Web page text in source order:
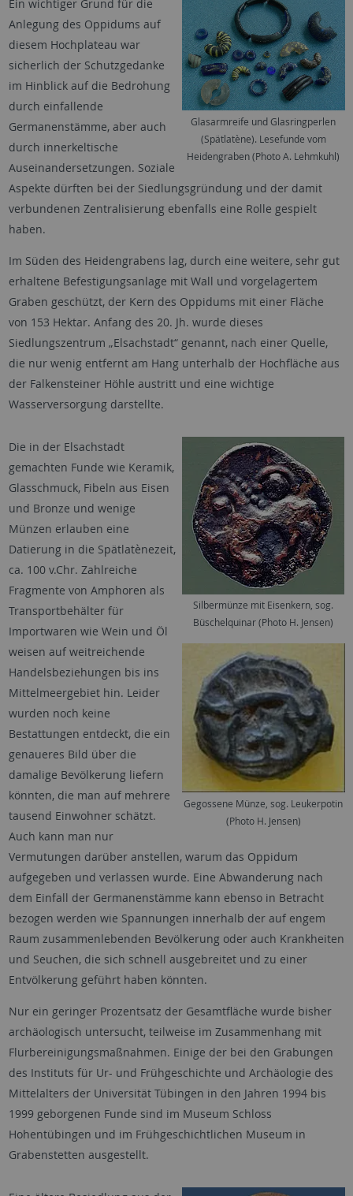
Glasarmreife und Glasringperlen
(Spätlatène). Lesefunde vom
Heidengraben (Photo A. Lehmkuhl)
Ein wichtiger Grund für die
Anlegung des Oppidums auf
diesem Hochplateau war
sicherlich der Schutzgedanke
im Hinblick auf die Bedrohung
durch einfallende
Germanenstämme, aber auch
durch innerkeltische
Auseinandersetzungen. Soziale
Aspekte dürften bei der Siedlungsgründung und der damit
verbundenen Zentralisierung ebenfalls eine Rolle gespielt
haben.
Im Süden des Heidengrabens lag, durch eine weitere, sehr gut
erhaltene Befestigungsanlage mit Wall und vorgelagertem
Graben geschützt, der Kern des Oppidums mit einer Fläche
von 153 Hektar. Anfang des 20. Jh. wurde dieses
Siedlungszentrum „Elsachstadt“ genannt, nach einer Quelle,
die nur wenig entfernt am Hang unterhalb der Hochfläche aus
der Falkensteiner Höhle austritt und eine wichtige
Wasserversorgung darstellte.
Silbermünze mit Eisenkern, sog.
Büschelquinar (Photo H. Jensen)
Gegossene Münze, sog. Leukerpotin
(Photo H. Jensen)
Die in der Elsachstadt
gemachten Funde wie Keramik,
Glasschmuck, Fibeln aus Eisen
und Bronze und wenige
Münzen erlauben eine
Datierung in die Spätlatènezeit,
ca. 100 v.Chr. Zahlreiche
Fragmente von Amphoren als
Transportbehälter für
Importwaren wie Wein und Öl
weisen auf weitreichende
Handelsbeziehungen bis ins
Mittelmeergebiet hin. Leider
wurden noch keine
Bestattungen entdeckt, die ein
genaueres Bild über die
damalige Bevölkerung liefern
könnten, die man auf mehrere
tausend Einwohner schätzt.
Auch kann man nur
Vermutungen darüber anstellen, warum das Oppidum
aufgegeben und verlassen wurde. Eine Abwanderung nach
dem Einfall der Germanenstämme kann ebenso in Betracht
bezogen werden wie Spannungen innerhalb der auf engem
Raum zusammenlebenden Bevölkerung oder auch Krankheiten
und Seuchen, die sich schnell ausgebreitet und zu einer
Entvölkerung geführt haben könnten.
Nur ein geringer Prozentsatz der Gesamtfläche wurde bisher
archäologisch untersucht, teilweise im Zusammenhang mit
Flurbereinigungsmaßnahmen. Einige der bei den Grabungen
des Instituts für Ur- und Frühgeschichte und Archäologie des
Mittelalters der Universität Tübingen in den Jahren 1994 bis
1999 geborgenen Funde sind im Museum Schloss
Hohentübingen und im Frühgeschichtlichen Museum in
Grabenstetten ausgestellt.